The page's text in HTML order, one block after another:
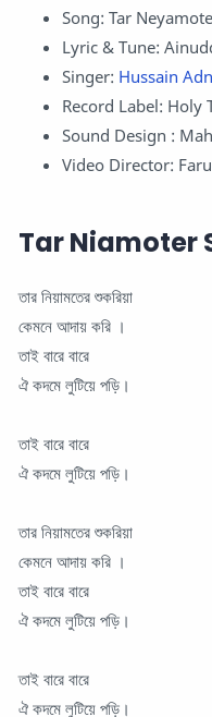
Song: Tar
Lyric & Tune:
Singer: Hussain
Record Label: Holy
Sound Design :
Video Director:
Tar Niamoter
তার নিয়ামতের শুকরিয়া
কেমনে আদায় করি ।
তাই বারে বারে
ঐ কদমে লুটিয়ে পড়ি।
তাই বারে বারে
ঐ কদমে লুটিয়ে পড়ি।
তার নিয়ামতের শুকরিয়া
কেমনে আদায় করি ।
তাই বারে বারে
ঐ কদমে লুটিয়ে পড়ি।
তাই বারে বারে
ঐ কদমে লুটিয়ে পড়ি।